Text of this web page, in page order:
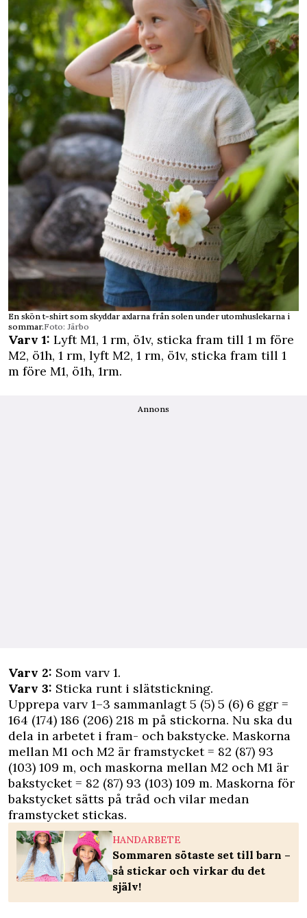
En skön t-shirt som skyddar axlarna från solen under utomhuslekarna i
sommar.Foto: Järbo
Varv 1: Lyft M1, 1 rm, ö1v, sticka fram till 1 m före
M2, ö1h, 1 rm, lyft M2, 1 rm, ö1v, sticka fram till 1
m före M1, ö1h, 1rm.
Annons
Varv 2: Som varv 1.
Varv 3: Sticka runt i slätstickning.
Upprepa varv 1–3 sammanlagt 5 (5) 5 (6) 6 ggr =
164 (174) 186 (206) 218 m på stickorna. Nu ska du
dela in arbetet i fram- och bakstycke. Maskorna
mellan M1 och M2 är framstycket = 82 (87) 93
(103) 109 m, och maskorna mellan M2 och M1 är
bakstycket = 82 (87) 93 (103) 109 m. Maskorna för
bakstycket sätts på tråd och vilar medan
framstycket stickas.
HANDARBETE
Sommaren sötaste set till barn –
så stickar och virkar du det
själv!